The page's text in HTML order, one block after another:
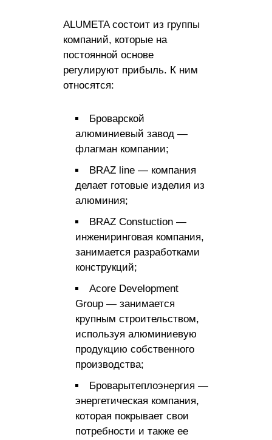
ALUMETA состоит из группы
компаний, которые на
постоянной основе
регулируют прибыль. К ним
относятся:
Броварской
алюминиевый завод —
флагман компании;
BRAZ line — компания
делает готовые изделия из
алюминия;
BRAZ Constuction —
инжениринговая компания,
занимается разработками
конструкций;
Acore Development
Group — занимается
крупным строительством,
используя алюминиевую
продукцию собственного
производства;
Броварытеплоэнергия —
энергетическая компания,
которая покрывает свои
потребности и также ее